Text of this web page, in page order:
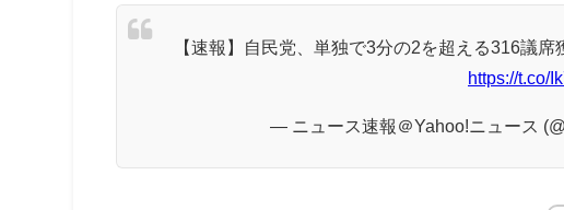
【速報】自民党、単独で3分の2を超える316
https://t.co/
— ニュース速報＠Yahoo!ニュース